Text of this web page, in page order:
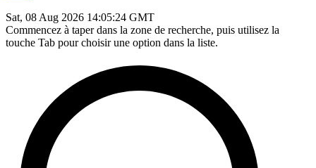
Sat, 08 Aug 2026 14:05:24 GMT
Commencez à taper dans la zone de recherche, puis utilisez la
touche Tab pour choisir une option dans la liste.